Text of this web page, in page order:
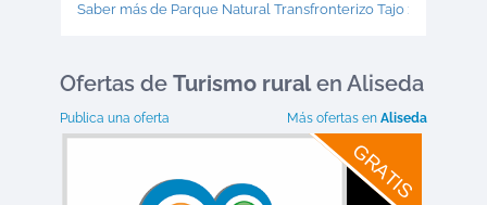
Saber más de Parque Natural Transfronterizo Tajo >
Ofertas de Turismo ruralen Aliseda
Publica una oferta Más ofertas en Aliseda
GRATIS